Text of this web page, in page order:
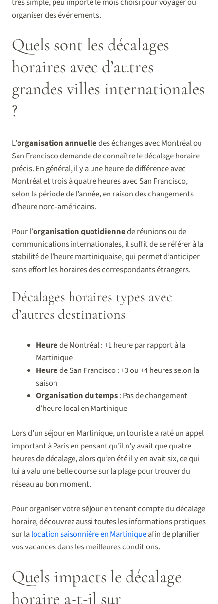
très simple, peu importe le mois choisi pour voyager ou
organiser des événements.
Quels sont les décalages
horaires avec d’autres
grandes villes internationales
?
L’organisation annuelledes échanges avec Montréal ou
San Francisco demande de connaître le décalage horaire
précis. En général, il y a une heure de différence avec
Montréal et trois à quatre heures avec San Francisco,
selon la période de l’année, en raison des changements
d’heure nord-américains.
Pour l’organisation quotidiennede réunions ou de
communications internationales, il suffit de se référer à la
stabilité de l’heure martiniquaise, qui permet d’anticiper
sans effort les horaires des correspondants étrangers.
Décalages horaires types avec
d’autres destinations
Heurede Montréal : +1 heure par rapport à la
Martinique
Heurede San Francisco : +3 ou +4 heures selon la
saison
Organisation du temps: Pas de changement
d’heure local en Martinique
Lors d’un séjour en Martinique, un touriste a raté un appel
important à Paris en pensant qu’il n’y avait que quatre
heures de décalage, alors qu’en été il y en avait six, ce qui
lui a valu une belle course sur la plage pour trouver du
réseau au bon moment.
Pour organiser votre séjour en tenant compte du décalage
horaire, découvrez aussi toutes les informations pratiques
sur lalocation saisonnière en Martiniqueafin de planifier
vos vacances dans les meilleures conditions.
Quels impacts le décalage
horaire a-t-il sur